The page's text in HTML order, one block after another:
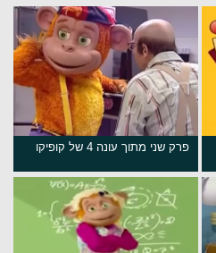
פרק שני מתוך עונה 4 של קופיקו